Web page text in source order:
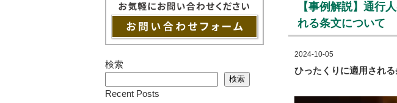
【事例解説】通行
れる条文について
2024-10-05
ひったくりに適用され
検索
検索
Recent Posts